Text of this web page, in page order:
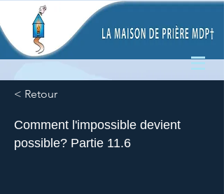
< Retour
Comment l'impossible devient
possible? Partie 11.6